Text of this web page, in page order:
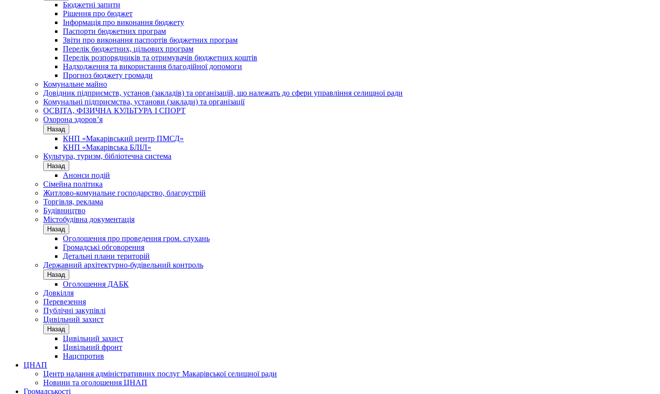
Бюджетні запити
Рішення про бюджет
Інформація про виконання бюджету
Паспорти бюджетних програм
Звіти про виконання паспортів бюджетних програм
Перелік бюджетних, цільових програм
Перелік розпорядників та отримувачів бюджетних коштів
Надходження та використання благодійної допомоги
Прогноз бюджету громади
Комунальне майно
Довідник підприємств, установ (закладів) та організацій, що належать до сфери управління селищної ради
Комунальні підприємства, установи (заклади) та організації
ОСВІТА, ФІЗИЧНА КУЛЬТУРА І СПОРТ
Охорона здоров’я
Назад
КНП «Макарівський центр ПМСД»
КНП «Макарівська БЛІЛ»
Культура, туризм, бібліотечна система
Назад
Анонси подій
Сімейна політика
Житлово-комунальне господарство, благоустрій
Торгівля, реклама
Будівництво
Містобудівна документація
Назад
Оголошення про проведення гром. слухань
Громадські обговорення
Детальні плани територій
Державний архітектурно-будівельний контроль
Назад
Оголошення ДАБК
Довкілля
Перевезення
Публічні закупівлі
Цивільний захист
Назад
Цивільний захист
Цивільний фронт
Нацспротив
ЦНАП
Центр надання адміністративних послуг Макарівської селищної ради
Новини та оголошення ЦНАП
Громадськості